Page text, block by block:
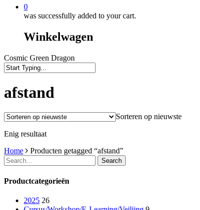
0
was successfully added to your cart.
Winkelwagen
Cosmic Green Dragon
Search
afstand
Sorteren op nieuwste
Enig resultaat
Home
Producten getagged “afstand”
Search
Productcategorieën
2025 26